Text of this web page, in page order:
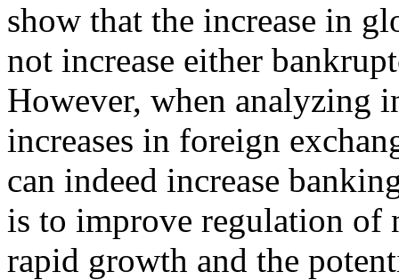
show that the increase in
not increase either
However, when analyzing
increases in foreign
can indeed increase
is to improve regulation of
rapid growth and the